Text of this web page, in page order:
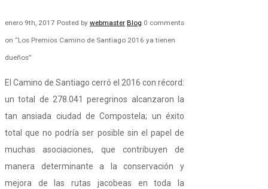
enero 9th, 2017 Posted by webmaster Blog 0 comments
on “Los Premios Camino de Santiago 2016 ya tienen
dueños”
El Camino de Santiago cerró el 2016 con récord:
un total de 278.041 peregrinos alcanzaron la
tan ansiada ciudad de Compostela; un éxito
total que no podría ser posible sin el papel de
muchas asociaciones, que contribuyen de
manera determinante a la conservación y
mejora de las rutas jacobeas en toda la